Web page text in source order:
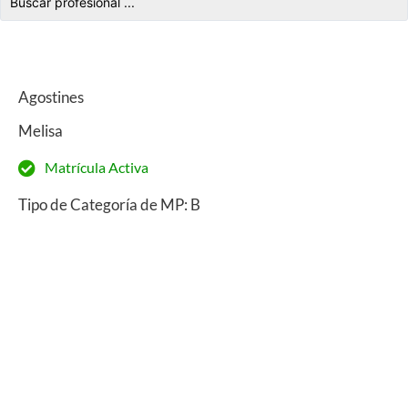
Agostines
Melisa
Matrícula Activa
Tipo de Categoría de MP: B